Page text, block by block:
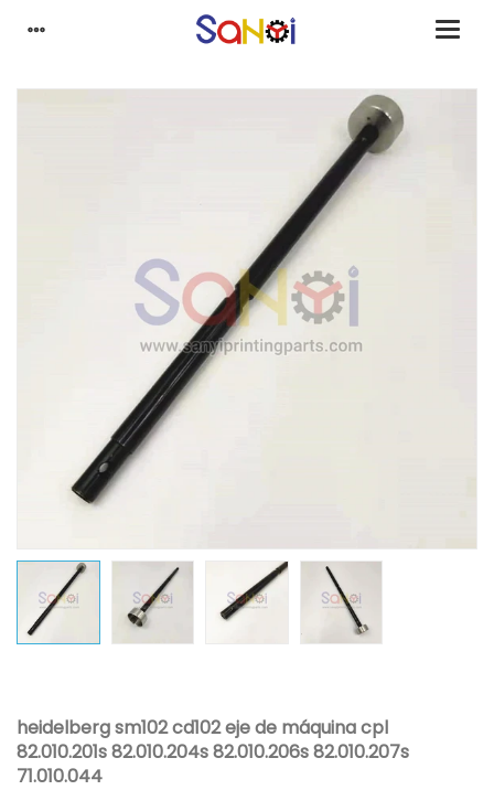
heidelberg sm102 cd102 eje de máquina cpl
82.010.201s 82.010.204s 82.010.206s 82.010.207s
71.010.044